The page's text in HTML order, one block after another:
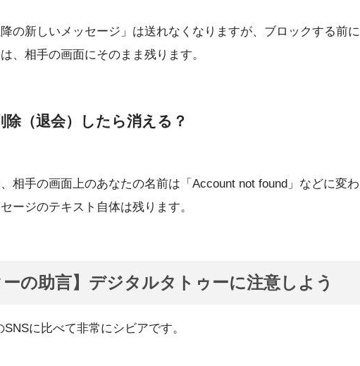
の新しいメッセージ」は送れなくなりますが、ブロックする前に
、相手の画面にそのまま残ります。
（退会）したら消える？
相手の画面上のあなたの名前は「Account not found」などに変わ
ージのテキスト自体は残ります。
ーの助言】デジタルタトゥーに注意しよう
に比べて非常にシビアです。